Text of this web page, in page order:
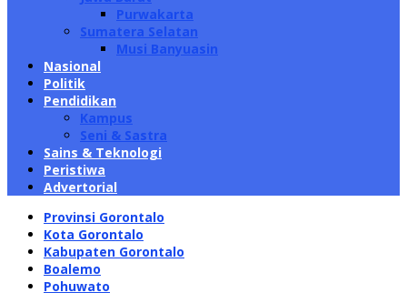
Purwakarta
Sumatera Selatan
Musi Banyuasin
Nasional
Politik
Pendidikan
Kampus
Seni & Sastra
Sains & Teknologi
Peristiwa
Advertorial
Provinsi Gorontalo
Kota Gorontalo
Kabupaten Gorontalo
Boalemo
Pohuwato